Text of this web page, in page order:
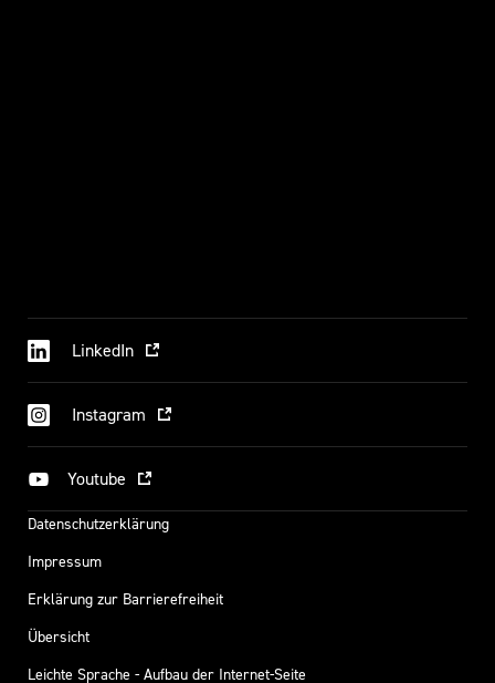
LinkedIn
Instagram
Youtube
Datenschutzerklärung
Impressum
Erklärung zur Barrierefreiheit
Übersicht
Leichte Sprache - Aufbau der Internet-Seite